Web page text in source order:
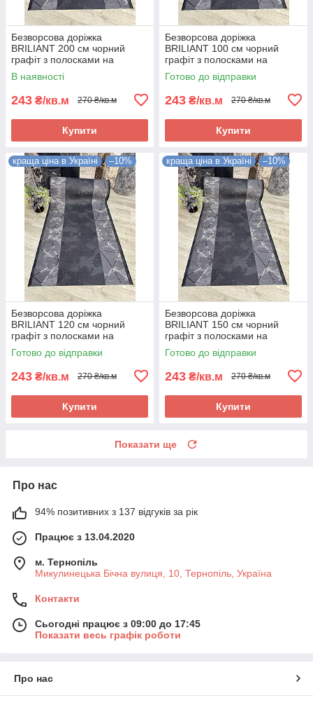
Безворсова доріжка
BRILIANT 200 см чорний
графіт з полосками на
підлогу на кухню, в коридор
В наявності
243 ₴/кв.м 270 ₴/кв.м
Купити
Безворсова доріжка
BRILIANT 100 см чорний
графіт з полосками на
підлогу на кухню, в коридор
Готово до відправки
243 ₴/кв.м 270 ₴/кв.м
Купити
краща ціна в Україні –10%
Безворсова доріжка
BRILIANT 120 см чорний
графіт з полосками на
підлогу на кухню, в коридор
Готово до відправки
243 ₴/кв.м 270 ₴/кв.м
Купити
краща ціна в Україні –10%
Безворсова доріжка
BRILIANT 150 см чорний
графіт з полосками на
підлогу на кухню, в коридор
Готово до відправки
243 ₴/кв.м 270 ₴/кв.м
Купити
Показати ще
Про нас
94% позитивних з 137 відгуків за рік
Працює з 13.04.2020
м. Тернопіль
Микулинецька Бічна вулиця, 10, Тернопіль, Україна
Контакти
Сьогодні працює з 09:00 до 17:45
Показати весь графік роботи
Про нас